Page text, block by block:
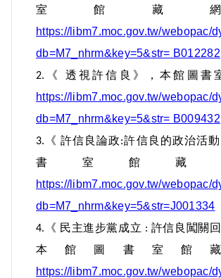
室館藏
https://libm7.moc.gov.tw/webopac/
db=M7_nhrm&key=5&str= B012282
2. 《
透視許信良》，本館圖書
https://libm7.moc.gov.tw/webopac/
db=M7_nhrm&key=5&str= B009432
3. 《 許信良論政:許信良的政治活
書室館藏
https://libm7.moc.gov.tw/webopac/
db=M7_nhrm&key=5&str=J001334
4. 《 民主進步黨成立 : 許信良闖關
本館圖書室館
https://libm7.moc.gov.tw/webopac/